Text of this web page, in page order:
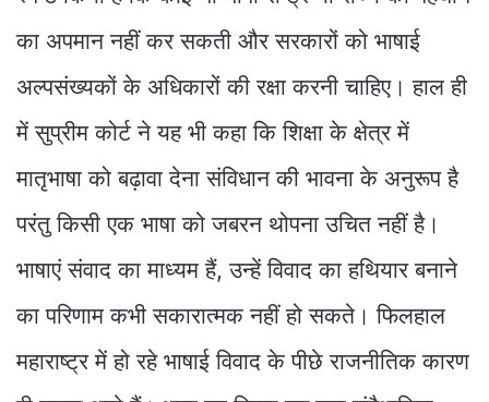
का अपमान नहीं कर सकती और सरकारों को भाषाई
अल्पसंख्यकों के अधिकारों की रक्षा करनी चाहिए। हाल ही
में सुप्रीम कोर्ट ने यह भी कहा कि शिक्षा के क्षेत्र में
मातृभाषा को बढ़ावा देना संविधान की भावना के अनुरूप है
परंतु किसी एक भाषा को जबरन थोपना उचित नहीं है।
भाषाएं संवाद का माध्यम हैं, उन्हें विवाद का हथियार बनाने
का परिणाम कभी सकारात्मक नहीं हो सकते। फिलहाल
महाराष्ट्र में हो रहे भाषाई विवाद के पीछे राजनीतिक कारण